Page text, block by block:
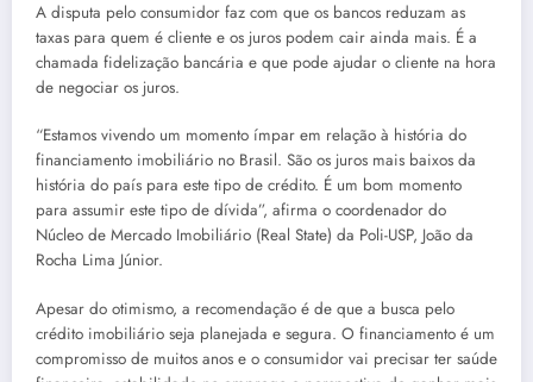
A disputa pelo consumidor faz com que os bancos reduzam as
taxas para quem é cliente e os juros podem cair ainda mais. É a
chamada fidelização bancária e que pode ajudar o cliente na hora
de negociar os juros.
“Estamos vivendo um momento ímpar em relação à história do
financiamento imobiliário no Brasil. São os juros mais baixos da
história do país para este tipo de crédito. É um bom momento
para assumir este tipo de dívida”, afirma o coordenador do
Núcleo de Mercado Imobiliário (Real State) da Poli-USP, João da
Rocha Lima Júnior.
Apesar do otimismo, a recomendação é de que a busca pelo
crédito imobiliário seja planejada e segura. O financiamento é um
compromisso de muitos anos e o consumidor vai precisar ter saúde